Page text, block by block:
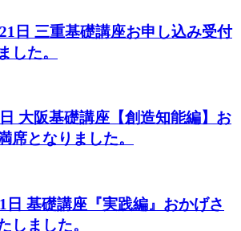
日 三重基礎講座お申し込み受付
した。
大阪基礎講座【創造知能編】お
席となりました。
日 基礎講座『実践編』おかげさ
しました。